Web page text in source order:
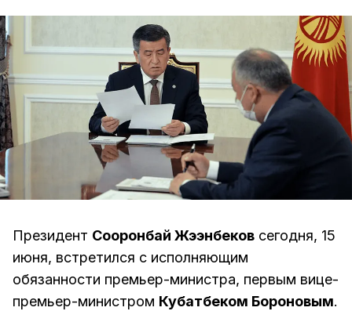
Президент Сооронбай Жээнбеков сегодня, 15
июня, встретился с исполняющим
обязанности премьер-министра, первым вице-
премьер-министром Кубатбеком Бороновым.